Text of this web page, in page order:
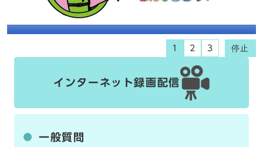
1 2 3 停止
インターネット録画配信
一般質問